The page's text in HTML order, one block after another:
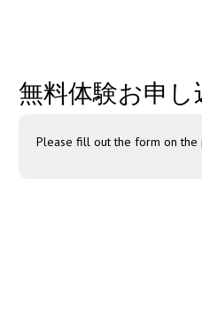
無料体験お申
Please fill out the form on the